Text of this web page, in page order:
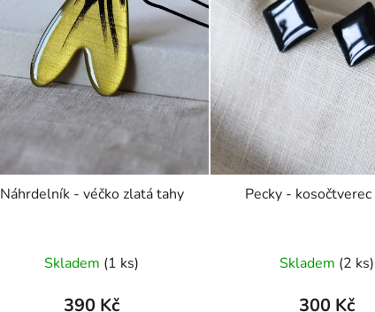
Náhrdelník - véčko zlatá tahy
Skladem (1 ks)
390 Kč
Pecky - kosočtverec
Skladem (2 ks)
300 Kč